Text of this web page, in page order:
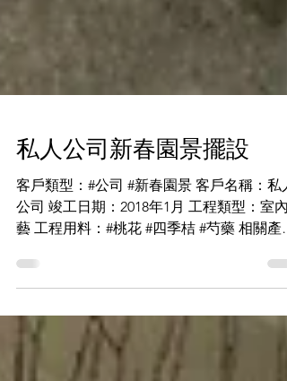
私人公司新春園景擺設
客戶類型：#公司 #新春園景 客戶名稱：私人
公司 竣工日期：2018年1月 工程類型：室內
📞立即聯絡我們 索取報價 +網上報價系統
+電郵：fp.greening@gmail.com +致電我
們：2677 9828 /...